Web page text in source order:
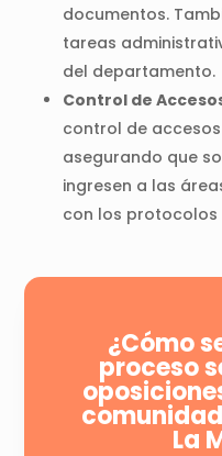
documentos.
tareas
del departamento.
Control de
control de
asegurando que
ingresen a las
con los protocolos
¿Cómo
proceso
La